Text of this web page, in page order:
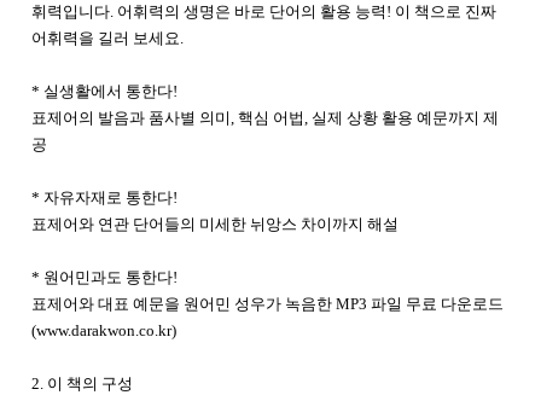
휘력입니다. 어휘력의 생명은 바로 단어의 활용 능력! 이 책으로 진짜
어휘력을 길러 보세요.
* 실생활에서 통한다!
표제어의 발음과 품사별 의미, 핵심 어법, 실제 상황 활용 예문까지 제
공
* 자유자재로 통한다!
표제어와 연관 단어들의 미세한 뉘앙스 차이까지 해설
* 원어민과도 통한다!
표제어와 대표 예문을 원어민 성우가 녹음한 MP3 파일 무료 다운로드
(www.darakwon.co.kr)
2. 이 책의 구성